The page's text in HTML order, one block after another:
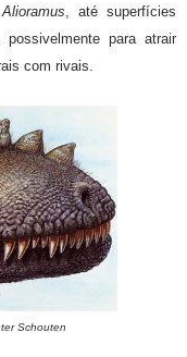
Alioramus , até superfícies
para atrair
com rivais.
Schouten